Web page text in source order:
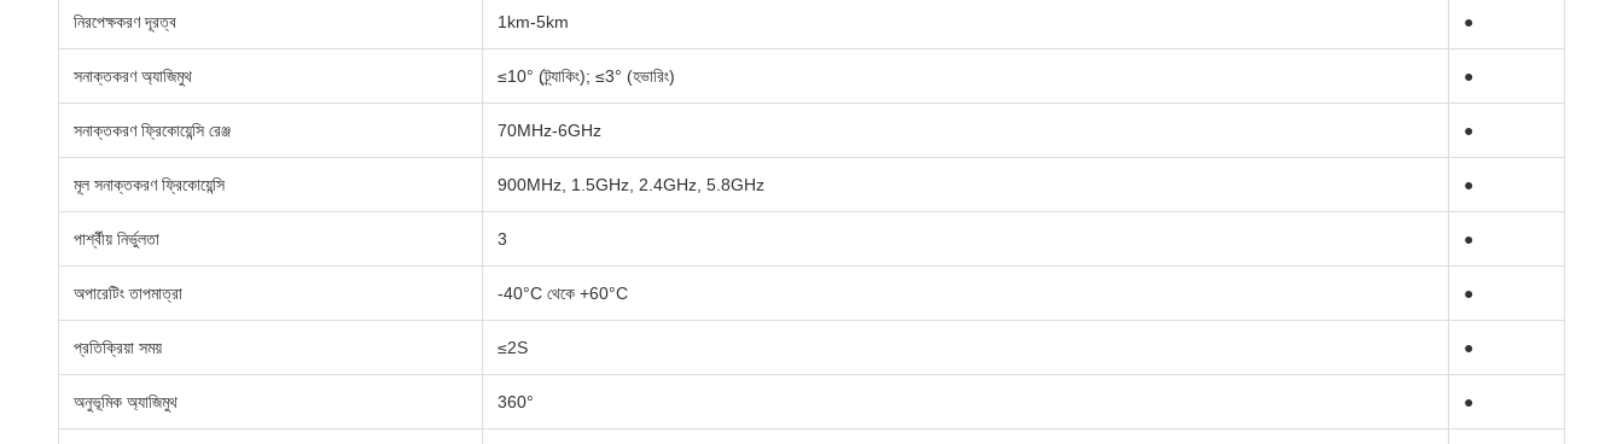
নিরপেক্ষকরণ দূরত্ব 1km-5km ●
সনাক্তকরণ অ্যাজিমুথ ≤10° (ট্র্যাকিং); ≤3° (হভারিং) ●
সনাক্তকরণ ফ্রিকোয়েন্সি রেঞ্জ 70MHz-6GHz ●
মূল সনাক্তকরণ ফ্রিকোয়েন্সি 900MHz, 1.5GHz, 2.4GHz, 5.8GHz ●
পার্শ্বীয় নির্ভুলতা 3 ●
অপারেটিং তাপমাত্রা -40°C থেকে +60°C ●
প্রতিক্রিয়া সময় ≤2S ●
অনুভূমিক অ্যাজিমুথ 360° ●